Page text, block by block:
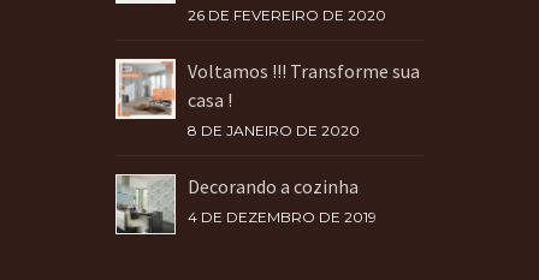
26 DE FEVEREIRO DE 2020
Voltamos !!! Transforme sua
casa !
8 DE JANEIRO DE 2020
Decorando a cozinha
4 DE DEZEMBRO DE 2019